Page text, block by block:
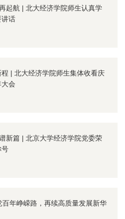
起航 | 北大经济学院师生认真学
讲话
| 北大经济学院师生集体收看庆
会
新篇 | 北京大学经济学院党委荣
号
年峥嵘路，再续高质量发展新华